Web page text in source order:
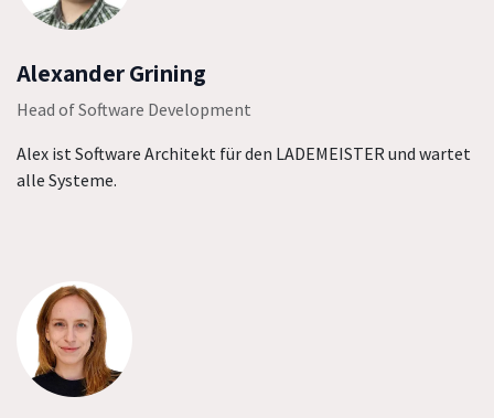
Alexander Grining
Head of Software Development
Alex ist Software Architekt für den LADEMEISTER und wartet
alle Systeme.